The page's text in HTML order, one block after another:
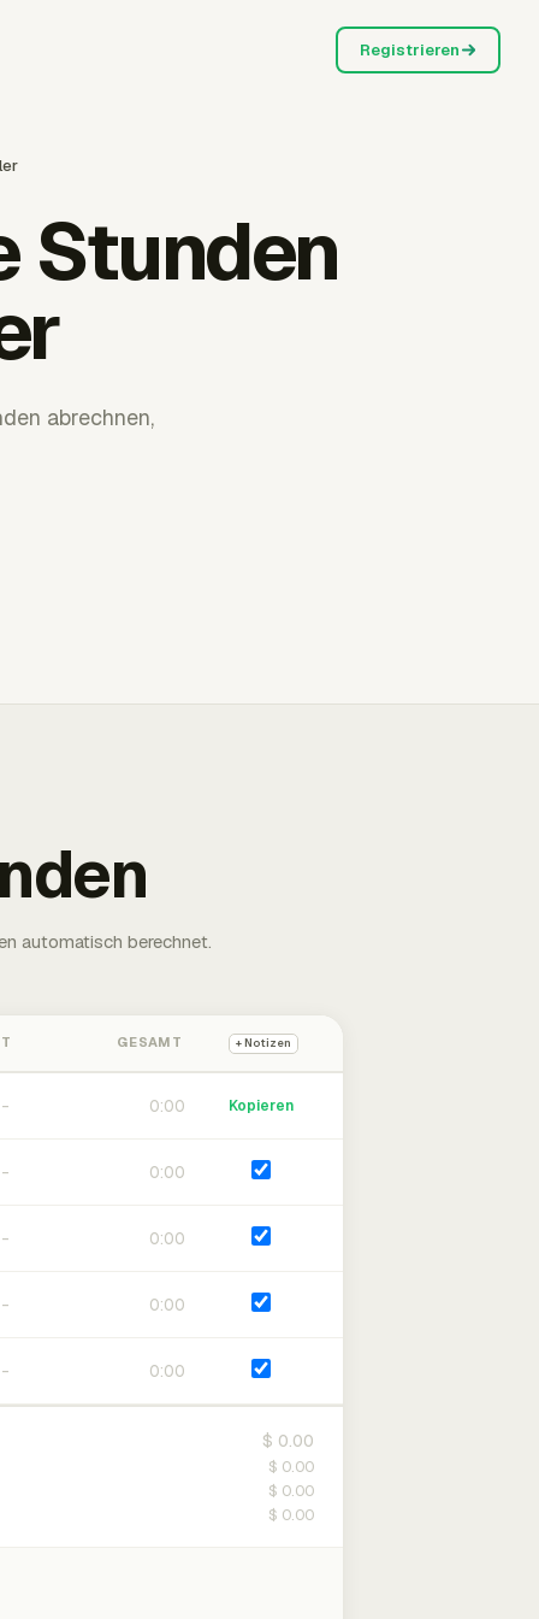
Registrieren
Stunden
abrechnen,
automatisch berechnet.
GESAMT + Notizen
0:00 Kopieren
0:00
0:00
0:00
0:00
$ 0.00
$ 0.00
$ 0.00
$ 0.00